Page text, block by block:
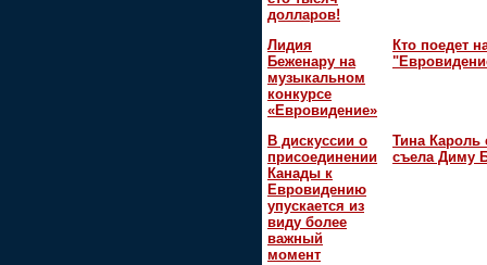
долларов!
Лидия
Беженару на
музыкальном
конкурсе
«Евровидение»
Кто поедет
В дискуссии о
присоединении
Канады к
Евровидению
упускается из
виду более
важный
момент
Тина Кароль
съела Диму